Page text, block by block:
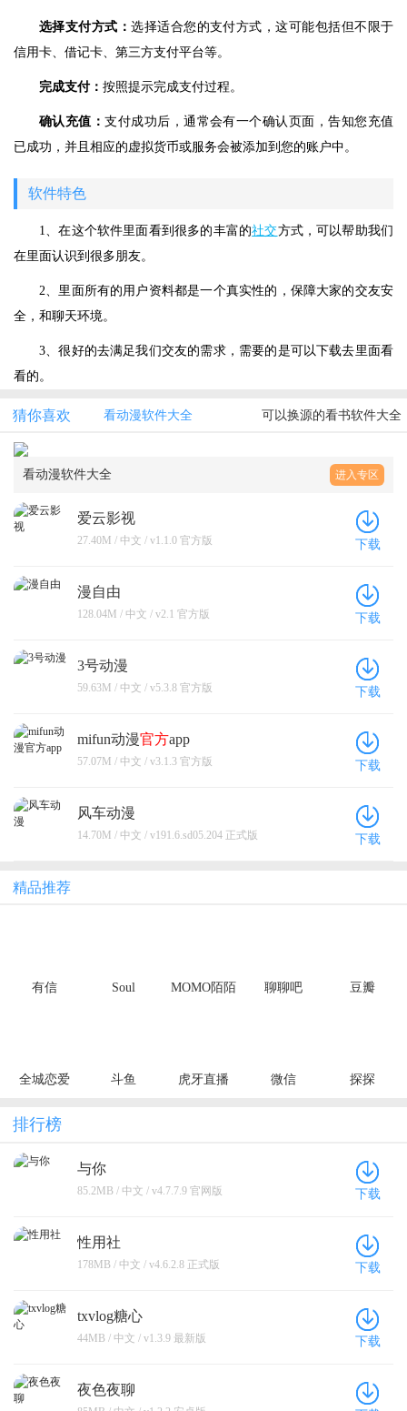
选择支付方式：选择适合您的支付方式，这可能包括但不限于
信用卡、借记卡、第三方支付平台等。
完成支付： 按照提示完成支付过程。
确认充值：支付成功后，通常会有一个确认页面，告知您充值
已成功，并且相应的虚拟货币或服务会被添加到您的账户中。
软件特色
1、在这个软件里面看到很多的丰富的社交方式，可以帮助我们
在里面认识到很多朋友。
2、里面所有的用户资料都是一个真实性的，保障大家的交友安
全，和聊天环境。
3、很好的去满足我们交友的需求，需要的是可以下载去里面看
看的。
猜你喜欢 看动漫软件大全 可以换源的看书软件大全
看动漫软件大全 进入专区
爱云影视
27.40M / 中文 / v1.1.0 官方版 下载
漫自由
128.04M / 中文 / v2.1 官方版 下载
3号动漫
59.63M / 中文 / v5.3.8 官方版 下载
mifun动漫官方app
57.07M / 中文 / v3.1.3 官方版 下载
风车动漫
14.70M / 中文 / v191.6.sd05.204 正式版 下载
精品推荐
有信 Soul MOMO陌陌 聊聊吧 豆瓣
全城恋爱 斗鱼 虎牙直播 微信 探探
排行榜
与你
85.2MB / 中文 / v4.7.7.9 官网版 下载
性用社
178MB / 中文 / v4.6.2.8 正式版 下载
txvlog糖心
44MB / 中文 / v1.3.9 最新版 下载
夜色夜聊